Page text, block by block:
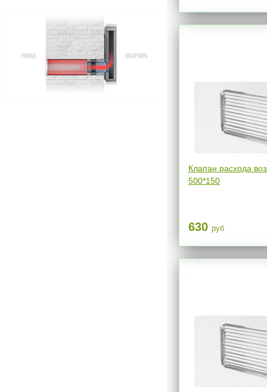
Клапан расхода
500*150
630 руб